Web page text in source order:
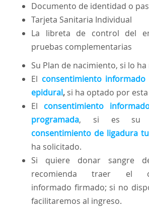
Documento de identidad o
Tarjeta Sanitaria Individual
La libreta de control del
pruebas complementarias
Su Plan de nacimiento, si lo
El consentimiento informado
epidural, si ha optado por
El consentimiento
programada, si es su
consentimiento de ligadura
ha solicitado.
Si quiere donar sangre
recomienda traer el
informado firmado; si no
facilitaremos al ingreso.